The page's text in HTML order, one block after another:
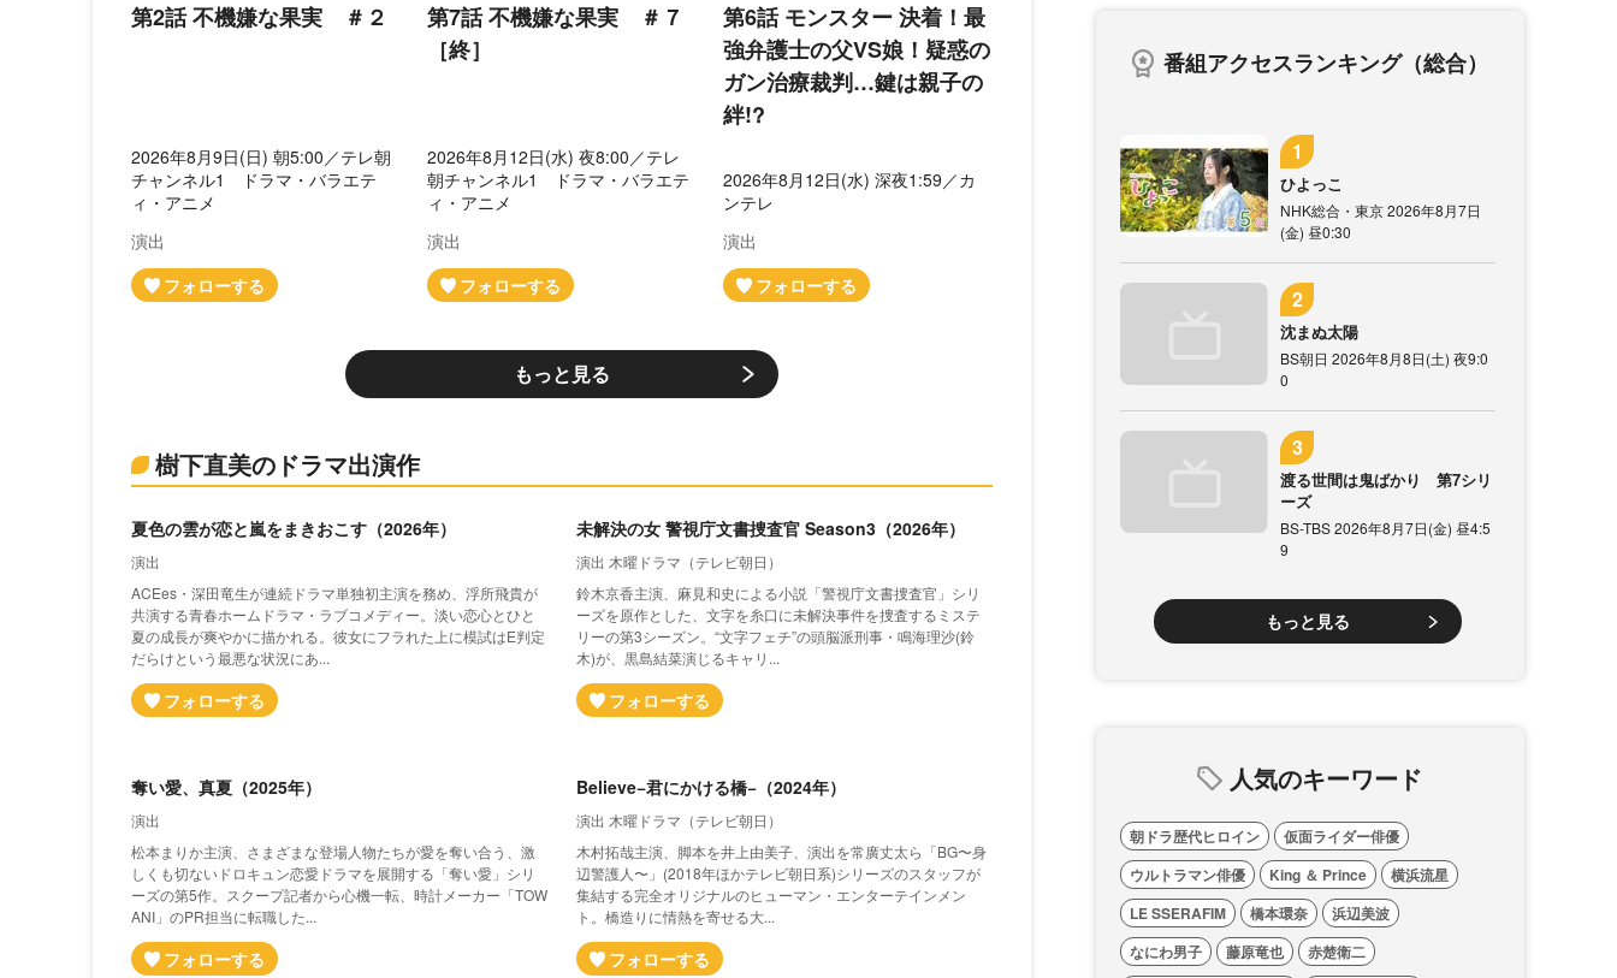
第2話 不機嫌な果実 ＃２
2026年8月9日(日) 朝5:00／テレ朝
チャンネル1 ドラマ・バラエテ
ィ・アニメ
演出
第7話 不機嫌な果実 ＃７
［終］
2026年8月12日(水) 夜8:00／テレ
朝チャンネル1 ドラマ・バラエテ
ィ・アニメ
演出
第6話 モンスター 決着！最
強弁護士の父VS娘！疑惑の
ガン治療裁判…鍵は親子の
絆!?
2026年8月12日(水) 深夜1:59／カ
ンテレ
演出
もっと見る
樹下直美のドラマ出演作
夏色の雲が恋と嵐をまきおこす（2026年）
演出
ACEes・深田竜生が連続ドラマ単独初主演を務め、浮所飛貴が
共演する青春ホームドラマ・ラブコメディー。淡い恋心とひと
夏の成長が爽やかに描かれる。彼女にフラれた上に模試はE判定
だらけという最悪な状況にあ...
未解決の女 警視庁文書捜査官 Season3（2026年）
演出 木曜ドラマ（テレビ朝日）
鈴木京香主演、麻見和史による小説「警視庁文書捜査官」シリ
ーズを原作とした、文字を糸口に未解決事件を捜査するミステ
リーの第3シーズン。“文字フェチ”の頭脳派刑事・鳴海理沙(鈴
木)が、黒島結菜演じるキャリ...
奪い愛、真夏（2025年）
演出
松本まりか主演、さまざまな登場人物たちが愛を奪い合う、激
しくも切ないドロキュン恋愛ドラマを展開する「奪い愛」シリ
ーズの第5作。スクープ記者から心機一転、時計メーカー「TOW
ANI」のPR担当に転職した...
Believe−君にかける橋−（2024年）
演出 木曜ドラマ（テレビ朝日）
木村拓哉主演、脚本を井上由美子、演出を常廣丈太ら「BG〜身
辺警護人〜」(2018年ほかテレビ朝日系)シリーズのスタッフが
集結する完全オリジナルのヒューマン・エンターテインメン
ト。橋造りに情熱を寄せる大...
番組アクセスランキング（総合）
ひよっこ
NHK総合・東京 2026年8月7日
(金) 昼0:30
沈まぬ太陽
BS朝日 2026年8月8日(土) 夜9:0
0
渡る世間は鬼ばかり 第7シリ
ーズ
BS-TBS 2026年8月7日(金) 昼4:5
9
もっと見る
人気のキーワード
朝ドラ歴代ヒロイン
仮面ライダー俳優
ウルトラマン俳優
King ＆ Prince
横浜流星
LE SSERAFIM
橋本環奈
浜辺美波
なにわ男子
藤原竜也
赤楚衛二